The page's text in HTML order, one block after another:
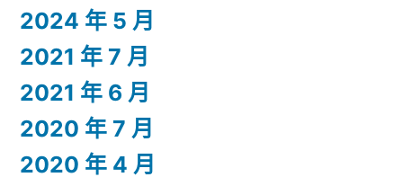
2024 年 5 月
2021 年 7 月
2021 年 6 月
2020 年 7 月
2020 年 4 月